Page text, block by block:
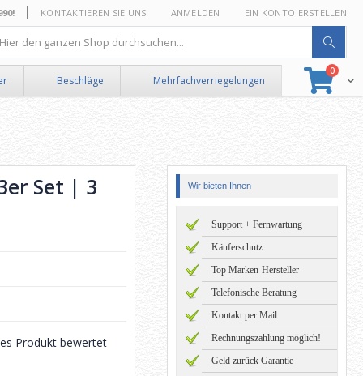
KONTAKTIEREN SIE UNS ANMELDEN EIN KONTO ERSTELLEN
0Artikel
Suche
Beschläge Mehrfachverriegelungen
Set | 3
Produkt bewertet
Wir bieten Ihnen
Support + Fernwartung
Käuferschutz
Top Marken-Hersteller
Telefonische Beratung
Kontakt per Mail
Rechnungszahlung möglich!
Geld zurück Garantie